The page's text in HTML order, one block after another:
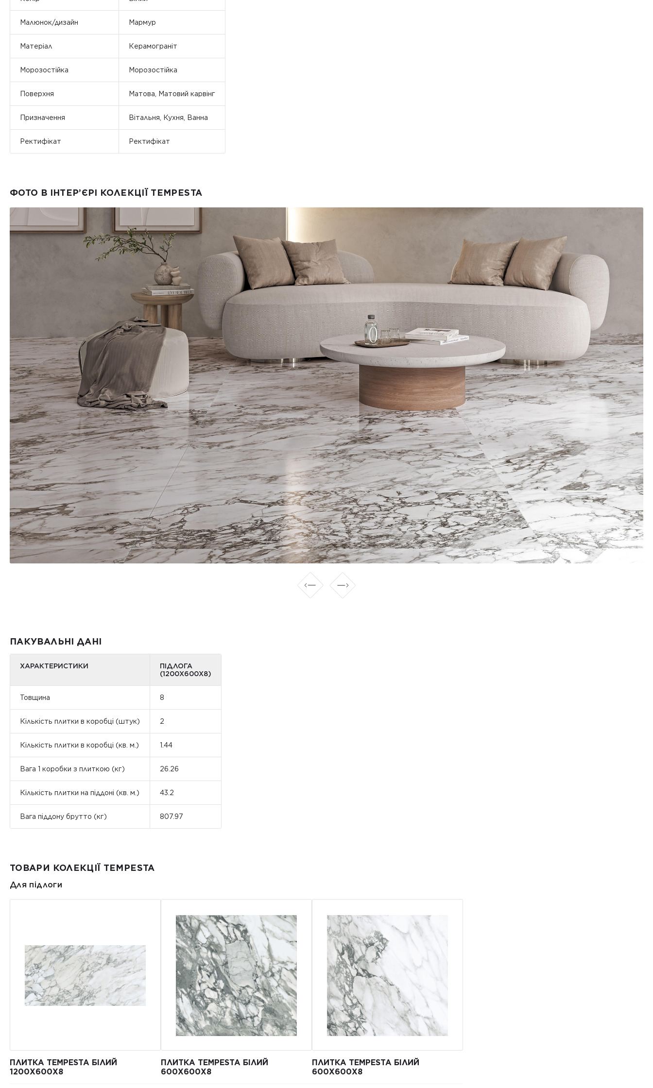
Малюнок/дизайн Мармур
Матеріал Керамограніт
Морозостійка Морозостійка
Поверхня Матова, Матовий карвінг
Призначення Вітальня, Кухня, Ванна
Ректифікат Ректифікат
ФОТО В ІНТЕР’ЄРІ КОЛЕКЦІЇ TEMPESTA
ПАКУВАЛЬНІ ДАНІ
ХАРАКТЕРИСТИКИ
ПІДЛОГА
(1200Х600Х8)
Товщина 8
Кількість плитки в коробці (штук) 2
Кількість плитки в коробці (кв. м.) 1.44
Вага 1 коробки з плиткою (кг) 26.26
Кількість плитки на піддоні (кв. м.) 43.2
Вага піддону брутто (кг) 807.97
ТОВАРИ КОЛЕКЦІЇ TEMPESTA
Для підлоги
ПЛИТКА TEMPESTA БІЛИЙ
1200Х600Х8
ПЛИТКА TEMPESTA БІЛИЙ
600Х600Х8
ПЛИТКА TEMPESTA БІЛИЙ
600Х600Х8